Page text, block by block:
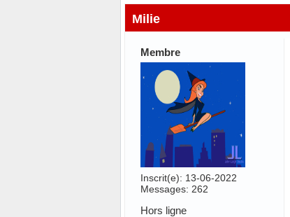
Milie
Membre
Inscrit(e): 13-06-2022
Messages: 262
Hors ligne